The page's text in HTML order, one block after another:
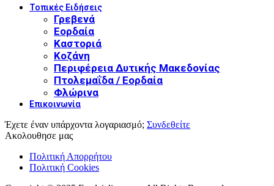
Τοπικές Ειδήσεις
Γρεβενά
Εορδαία
Καστοριά
Κοζάνη
Περιφέρεια Δυτικής Μακεδονίας
Πτολεμαΐδα / Εορδαία
Φλώρινα
Επικοινωνία
Έχετε έναν υπάρχοντα λογαριασμό; Συνδεθείτε
Ακολουθησε μας
Πολιτική Απορρήτου
Πολιτική Cookies